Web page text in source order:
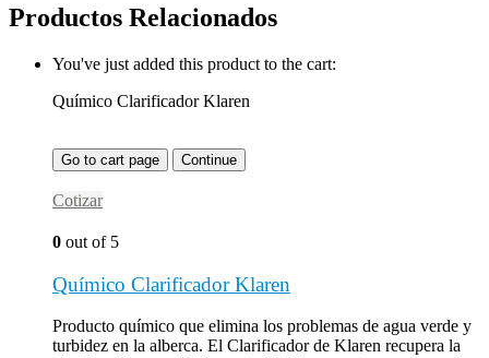
Productos Relacionados
You've just added this product to the cart:
Químico Clarificador Klaren
Go to cart page Continue
Cotizar
0 out of 5
Químico Clarificador Klaren
Producto químico que elimina los problemas de agua verde y
turbidez en la alberca. El Clarificador de Klaren recupera la